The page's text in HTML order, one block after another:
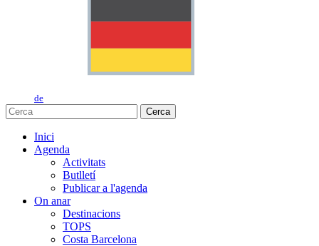
de
Cerca
Inici
Agenda
Activitats
Butlletí
Publicar a l'agenda
On anar
Destinacions
TOPS
Costa Barcelona